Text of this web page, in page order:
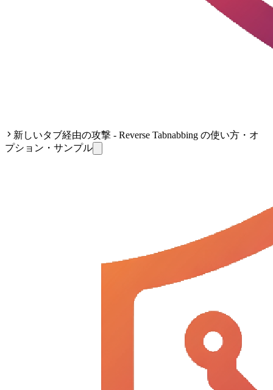
新しいタブ経由の攻撃 - Reverse Tabnabbing の使い方・オ
プション・サンプル